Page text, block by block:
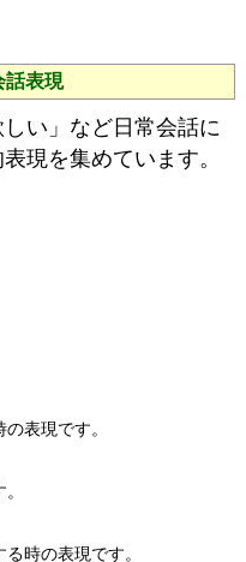
話表現
い」など日常会話に
現を集めています。
表現です。
時の表現です。